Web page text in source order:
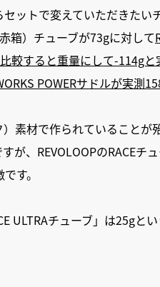
ットで変えていただきたい
箱）チューブが73gに対して
較すると重量にして-114g
POWERサドルが実測
素材で作られていることが
が、REVOLOOPのRACEチ
す。
ULTRAチューブ」は25gとい